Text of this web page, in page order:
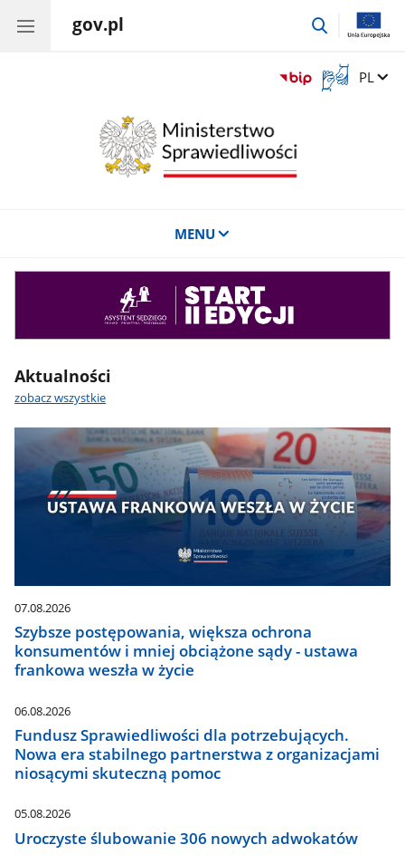
gov.pl
przejdź
Otwórz
okno
Zmień
PL
MENU
Aktualności
zobacz wszystkie
07.08.2026
Szybsze postępowania, większa ochrona
konsumentów i mniej obciążone sądy - ustawa
frankowa weszła w życie
06.08.2026
Fundusz Sprawiedliwości dla potrzebujących.
Nowa era stabilnego partnerstwa z organizacjami
niosącymi skuteczną pomoc
05.08.2026
Uroczyste ślubowanie 306 nowych adwokatów